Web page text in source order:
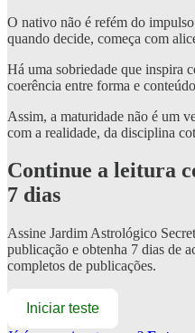
O nativo não é refém do
quando decide, começa com
Há uma sobriedade que inspira
coerência entre forma e
Assim, a maturidade não é um
com a realidade, da disciplina
Continue a leitura
7 dias
Assine Jardim Astrológico
publicação e obtenha 7 dias de
completos de publicações.
Iniciar teste